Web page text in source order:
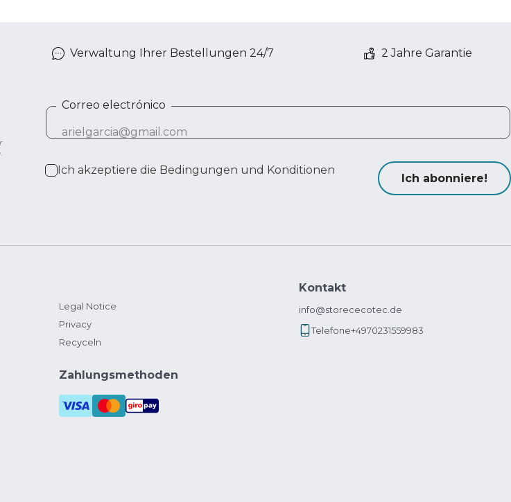
Verwaltung Ihrer Bestellungen 24/7 2 Jahre Garantie
Correo electrónico
Ich akzeptiere die Bedingungen und Konditionen
Ich abonniere!
Legal Notice
Privacy
Recyceln
Zahlungsmethoden
Kontakt
info@storececotec.de
Telefone+4970231559983